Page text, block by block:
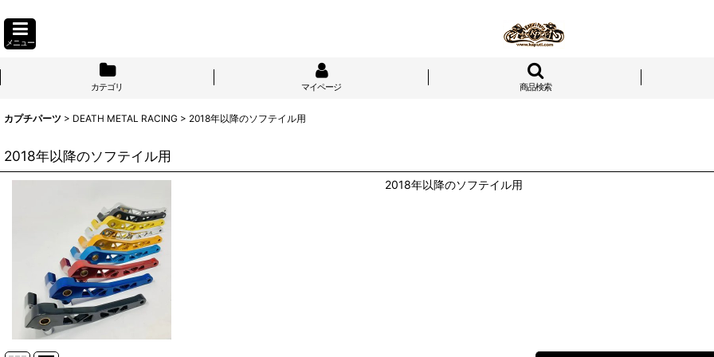
メニュー
カテゴリ マイページ 商品検索
カプチパーツ > DEATH METAL RACING > 2018年以降のソフテイル用
2018年以降のソフテイル用
2018年以降のソフテイル用